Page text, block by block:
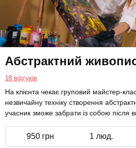
Абстрактний
18 відгуків
На клієнта чекає груповий майстер-
незвичайну техніку створення
учасник зможе забрати із собою після
950 грн 1 люд.